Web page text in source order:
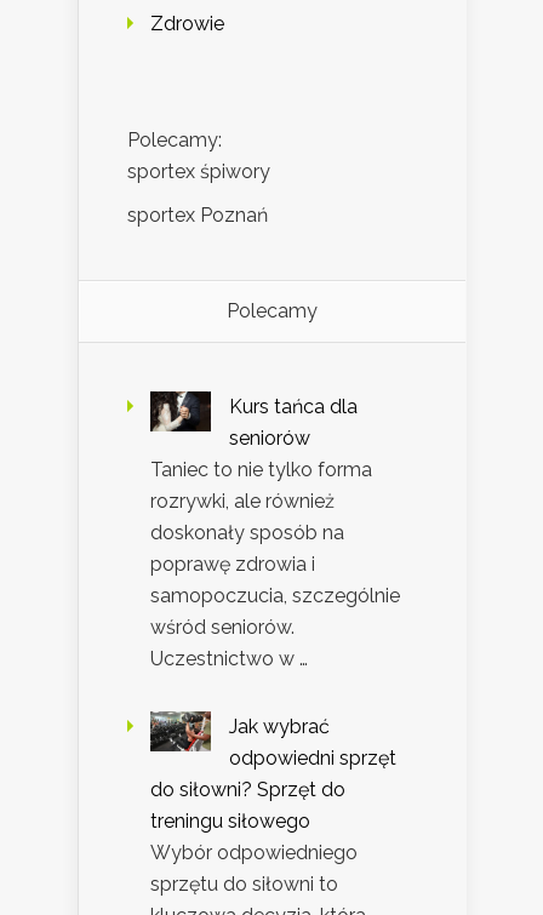
Zdrowie
Polecamy:
sportex śpiwory
sportex Poznań
Polecamy
Kurs tańca dla
seniorów
Taniec to nie tylko forma
rozrywki, ale również
doskonały sposób na
poprawę zdrowia i
samopoczucia, szczególnie
wśród seniorów.
Uczestnictwo w …
Jak wybrać
odpowiedni sprzęt
do siłowni? Sprzęt do
treningu siłowego
Wybór odpowiedniego
sprzętu do siłowni to